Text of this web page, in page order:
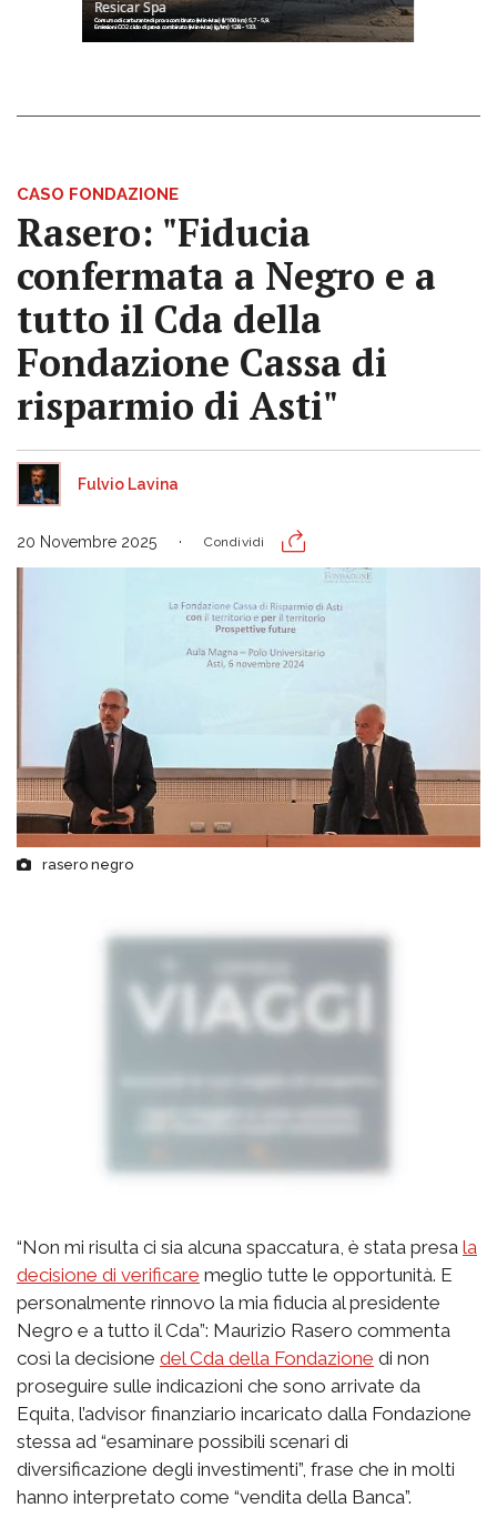
CASO FONDAZIONE
Rasero: "Fiducia
confermata a Negro e a
tutto il Cda della
Fondazione Cassa di
risparmio di Asti"
Fulvio Lavina
20 Novembre 2025 Condividi
rasero negro
“Non mi risulta ci sia alcuna spaccatura, è stata presa la
decisione di verificare meglio tutte le opportunità. E
personalmente rinnovo la mia fiducia al presidente
Negro e a tutto il Cda”: Maurizio Rasero commenta
così la decisione del Cda della Fondazione di non
proseguire sulle indicazioni che sono arrivate da
Equita, l’advisor finanziario incaricato dalla Fondazione
stessa ad “esaminare possibili scenari di
diversificazione degli investimenti”, frase che in molti
hanno interpretato come “vendita della Banca”.